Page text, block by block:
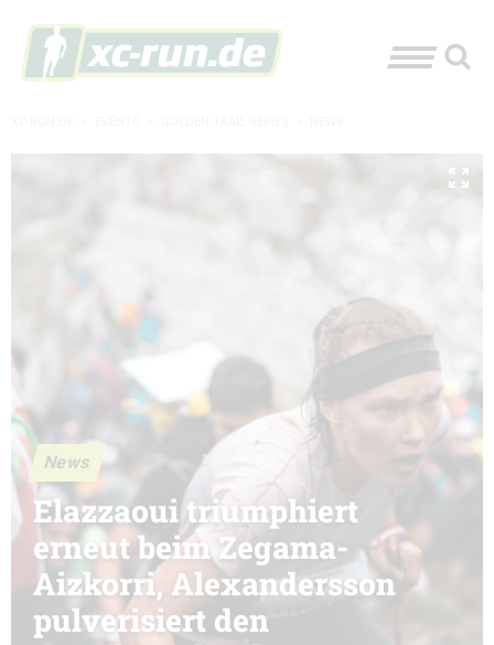
News
Elazzaoui triumphiert
erneut beim Zegama-
Aizkorri, Alexandersson
pulverisiert den